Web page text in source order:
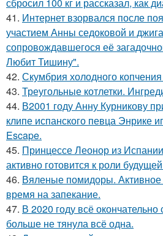
41. Интернет взорвался после
участием Анны седоковой и
сопровождавшегося её
Любит Тишину".
42. Скумбрия холодного
43. Треугольные котлетки.
44. В2001 году Анну Курникову
клипе испанского певца Энрике
Escape.
45. Принцессе Леонор из
активно готовится к роли
46. Вяленые помидоры. Активное
время на запекание.
47. В 2020 году всё
больше не тянула всё одна.